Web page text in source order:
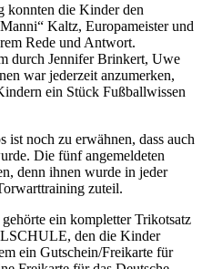
konnten die Kinder den
Kaltz, Europameister und
Rede und Antwort.
durch Jennifer Brinkert, Uwe
war jederzeit anzumerken,
ein Stück Fußballwissen
ist noch zu erwähnen, dass auch
Die fünf angemeldeten
denn ihnen wurde in jeder
zuteil.
ein kompletter Trikotsatz
den die Kinder
ein Gutschein/Freikarte für